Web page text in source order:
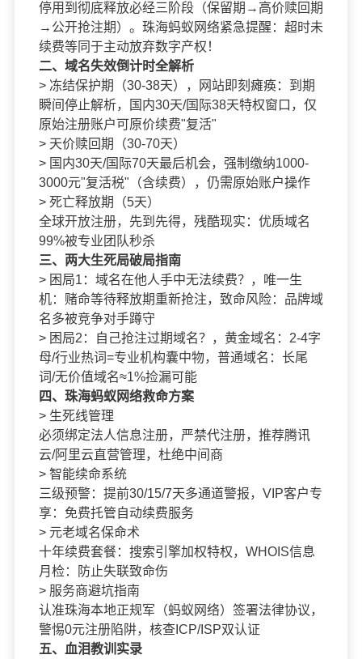
停用到彻底释放必经三阶段（保留期→高价赎回期
→公开抢注期）。珠海蚂蚁网络紧急提醒：超时未
续费等同于主动放弃数字产权！
二、域名失效倒计时全解析
> 冻结保护期（30-38天），网站即刻瘫痪：到期
瞬间停止解析，国内30天/国际38天特权窗口，仅
原始注册账户可原价续费"复活"
> 天价赎回期（30-70天）
> 国内30天/国际70天最后机会，强制缴纳1000-
3000元"复活税"（含续费），仍需原始账户操作
> 死亡释放期（5天）
全球开放注册，先到先得，残酷现实：优质域名
99%被专业团队秒杀
三、两大生死局破局指南
> 困局1：域名在他人手中无法续费？，唯一生
机：赌命等待释放期重新抢注，致命风险：品牌域
名多被竞争对手蹲守
> 困局2：自己抢注过期域名？，黄金域名：2-4字
母/行业热词=专业机构囊中物，普通域名：长尾
词/无价值域名≈1%捡漏可能
四、珠海蚂蚁网络救命方案
> 生死线管理
必须绑定法人信息注册，严禁代注册，推荐腾讯
云/阿里云直营管理，杜绝中间商
> 智能续命系统
三级预警：提前30/15/7天多通道警报，VIP客户专
享：免费托管自动续费服务
> 元老域名保命术
十年续费套餐：搜索引擎加权特权，WHOIS信息
月检：防止失联致命伤
> 服务商避坑指南
认准珠海本地正规军（蚂蚁网络）签署法律协议，
警惕0元注册陷阱，核查ICP/ISP双认证
五、血泪教训实录